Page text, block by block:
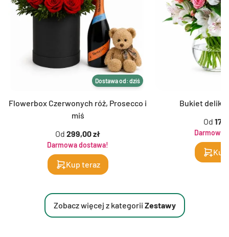
Dostawa od: dziś
Flowerbox Czerwonych róż, Prosecco i
miś
Od 299,00 zł
Darmowa dostawa!
Kup teraz
Bukiet
Od
Darmowa
Zobacz więcej z kategorii Zestawy